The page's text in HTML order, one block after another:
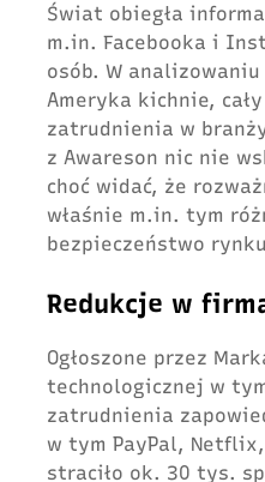
Świat obiegła in
m.in. Facebooka i
osób. W
Ameryka kichnie,
zatrudnienia w
z Awareson nic nie
choć widać, że
właśnie m.in. tym
bezpieczeństwo
Redukcje w
Ogłoszone przez
technologicznej w
zatrudnienia
w tym PayPal,
straciło ok. 30 tys.